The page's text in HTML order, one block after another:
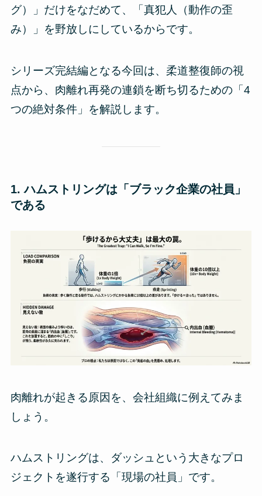
グ）」だけをなだめて、「真犯人（動作の歪
み）」を野放しにしているからです。
シリーズ完結編となる今回は、柔道整復師の視
点から、肉離れ再発の連鎖を断ち切るための「4
つの絶対条件」を解説します。
1. ハムストリングは「ブラック企業の社員」
である
肉離れが起きる原因を、会社組織に例えてみま
しょう。
ハムストリングは、ダッシュという大きなプロ
ジェクトを遂行する「現場の社員」です。